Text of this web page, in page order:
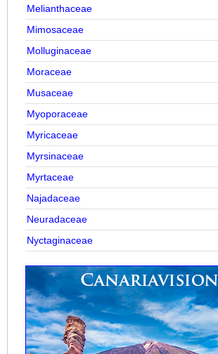
Melianthaceae
Mimosaceae
Molluginaceae
Moraceae
Musaceae
Myoporaceae
Myricaceae
Myrsinaceae
Myrtaceae
Najadaceae
Neuradaceae
Nyctaginaceae